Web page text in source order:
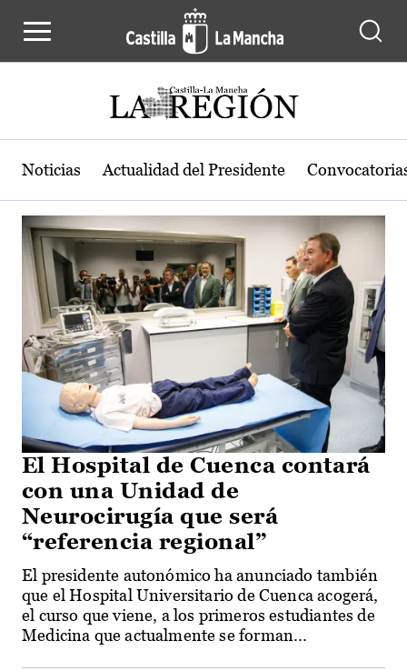
Actualidad de la región de Castilla-
Noticias Actualidad del Presidente
El Hospital de Cuenca contará
con una Unidad de
Neurocirugía que será
“referencia regional”
El presidente autonómico ha anunciado también
que el Hospital Universitario de Cuenca acogerá,
el curso que viene, a los primeros estudiantes de
Medicina que actualmente se forman...